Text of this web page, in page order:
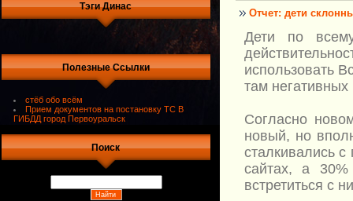
Тэги Динас
Полезные Ссылки
стёб обо всём
Прием документов на постановку ТС В
ГИБДД город Первоуральск
Поиск
Отчет: дети
Дети по
использовать
там негативных
Согласно
новый, но
сталкивались
сайтах, а
встретиться с